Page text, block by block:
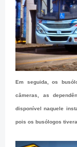
Em seguida, os
câmeras, as
disponível naquele
pois os busólogos